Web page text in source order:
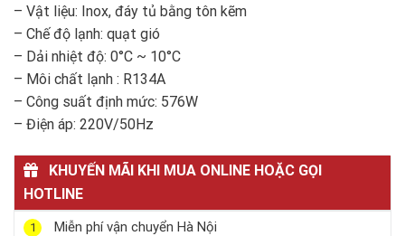
– Vật liệu: Inox, đáy tủ bằng tôn kẽm
– Chế độ lạnh: quạt gió
– Dải nhiệt độ: 0°C ~ 10°C
– Môi chất lạnh : R134A
– Công suất định mức: 576W
– Điện áp: 220V/50Hz
KHUYẾN MÃI KHI MUA ONLINE HOẶC GỌI
HOTLINE
1 Miễn phí vận chuyển Hà Nội